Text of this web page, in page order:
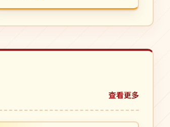
查看更多
连载中